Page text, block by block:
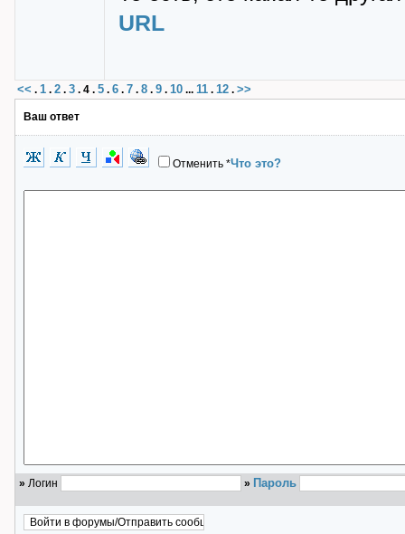
URL
<< . 1 . 2 . 3 . 4 . 5 . 6 . 7 . 8 . 9 . 10 ... 11 . 12 . >>
Ваш ответ
Отменить *Что это?
» Логин » Пароль